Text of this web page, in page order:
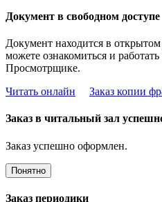
Документ в свободном доступе
Документ находится в
можете ознакомиться и
Просмотрщике.
Читать онлайн
Заказ копии
Заказ в читальный зал
Заказ успешно оформлен.
Понятно
Заказ периодики